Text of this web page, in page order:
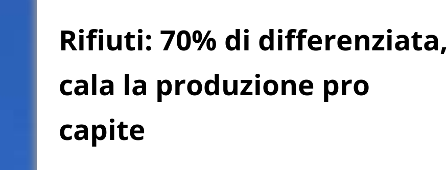
Rifiuti: 70% di differenziata,
cala la produzione pro
capite